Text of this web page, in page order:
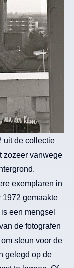
uit de collectie
zozeer vanwege
exemplaren in
gemaakte
een mengsel
de fotografen
steun voor de
gelegd op de